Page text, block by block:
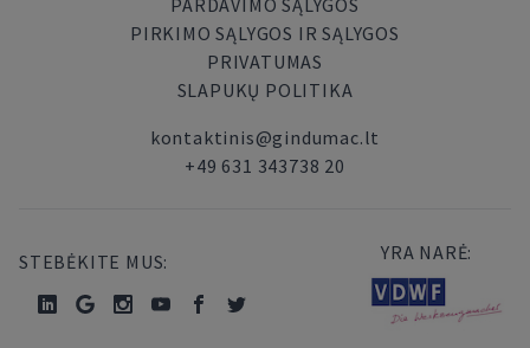
PARDAVIMO SĄLYGOS
PIRKIMO SĄLYGOS IR SĄLYGOS
PRIVATUMAS
SLAPUKŲ POLITIKA
kontaktinis@gindumac.lt
+49 631 343738 20
STEBĖKITE MUS: YRA NARĖ: